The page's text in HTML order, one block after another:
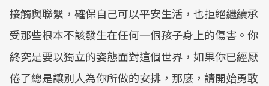
接觸與聯繫，確保自己可以平安生活，也拒絕繼續承
受那些根本不該發生在任何一個孩子身上的傷害。你
終究是要以獨立的姿態面對這個世界，如果你已經厭
倦了總是讓別人為你所做的安排，那麼，請開始勇敢